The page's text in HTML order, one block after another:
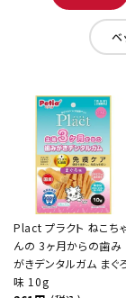
ベ
Plact プラクト ねこち
んの 3ヶ月からの歯み
がきデンタルガム まぐ
味 10g